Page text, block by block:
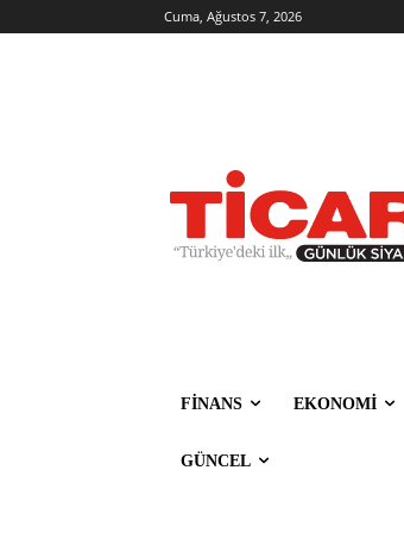
Cuma, Ağustos 7, 2026
FİNANS EKONOMİ
GÜNCEL